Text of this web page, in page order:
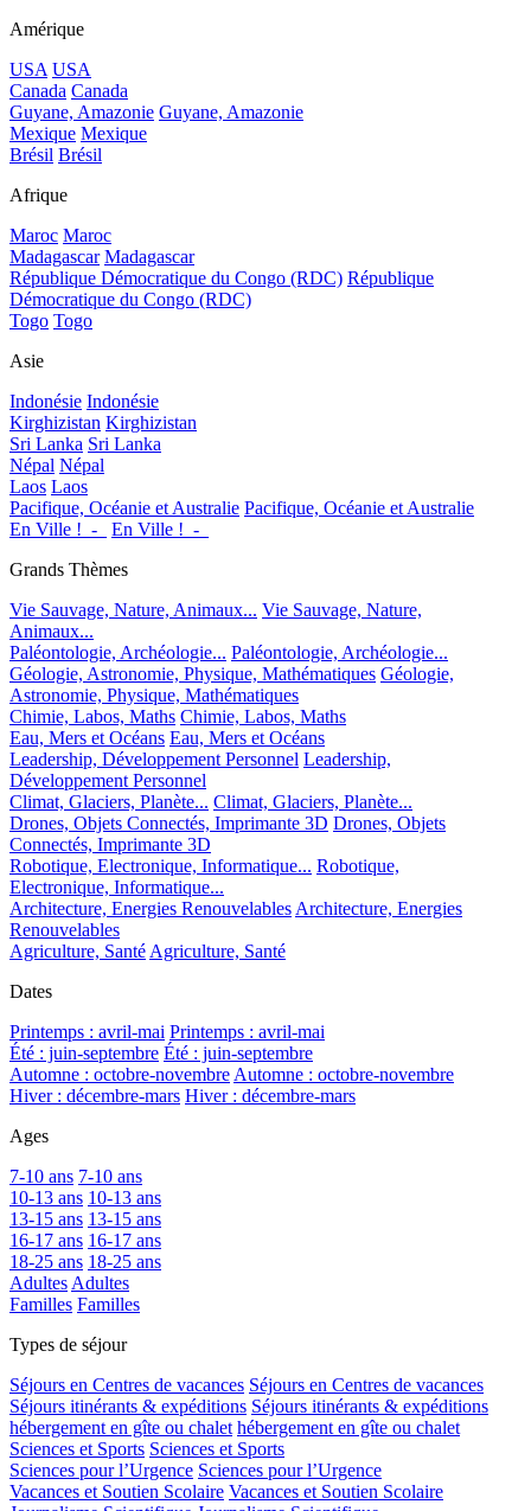
Amérique
USA USA
Canada Canada
Guyane, Amazonie Guyane, Amazonie
Mexique Mexique
Brésil Brésil
Afrique
Maroc Maroc
Madagascar Madagascar
République Démocratique du Congo (RDC) République
Démocratique du Congo (RDC)
Togo Togo
Asie
Indonésie Indonésie
Kirghizistan Kirghizistan
Sri Lanka Sri Lanka
Népal Népal
Laos Laos
Pacifique, Océanie et Australie Pacifique, Océanie et Australie
En Ville !_-_
En Ville !_-_
Grands Thèmes
Vie Sauvage, Nature, Animaux... Vie Sauvage, Nature,
Animaux...
Paléontologie, Archéologie... Paléontologie, Archéologie...
Géologie, Astronomie, Physique, Mathématiques Géologie,
Astronomie, Physique, Mathématiques
Chimie, Labos, Maths Chimie, Labos, Maths
Eau, Mers et Océans Eau, Mers et Océans
Leadership, Développement Personnel Leadership,
Développement Personnel
Climat, Glaciers, Planète... Climat, Glaciers, Planète...
Drones, Objets Connectés, Imprimante 3D Drones, Objets
Connectés, Imprimante 3D
Robotique, Electronique, Informatique... Robotique,
Electronique, Informatique...
Architecture, Energies Renouvelables Architecture, Energies
Renouvelables
Agriculture, Santé Agriculture, Santé
Dates
Printemps : avril-mai Printemps : avril-mai
Été : juin-septembre Été : juin-septembre
Automne : octobre-novembre Automne : octobre-novembre
Hiver : décembre-mars Hiver : décembre-mars
Ages
7-10 ans 7-10 ans
10-13 ans 10-13 ans
13-15 ans 13-15 ans
16-17 ans 16-17 ans
18-25 ans 18-25 ans
Adultes Adultes
Familles Familles
Types de séjour
Séjours en Centres de vacances Séjours en Centres de vacances
Séjours itinérants & expéditions Séjours itinérants & expéditions
hébergement en gîte ou chalet hébergement en gîte ou chalet
Sciences et Sports Sciences et Sports
Sciences pour l’Urgence Sciences pour l’Urgence
Vacances et Soutien Scolaire Vacances et Soutien Scolaire